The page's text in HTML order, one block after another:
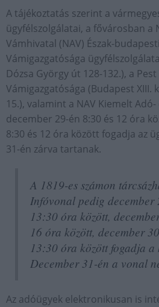
A tájékoztatás szerint a
ügyfélszolgálatai, a fővárosban a
Vámhivatal (NAV) Észak-
Vámigazgatósága
Dózsa György út 128-132.), a
Vámigazgatósága (Budapest XIII.
15.), valamint a NAV Kiemelt
december 29-én 8:30 és 12 óra
8:30 és 12 óra között fogadja az
31-én zárva tartanak.
A 1819-es számon
Infóvonal pedig december
13:30 óra között,
16 óra között, december
13:30 óra között fogadja a
December 31-én a vonal
Az adóügyek elektronikusan is